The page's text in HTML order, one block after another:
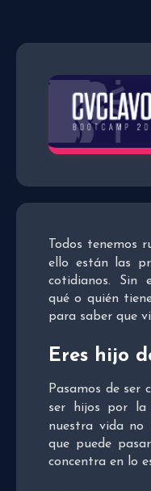
Todos tenemos
ello están las
cotidianos. Sin
qué o quién
para saber que
Eres hijo
Pasamos de ser
ser hijos por
nuestra vida
que puede
concentra en lo